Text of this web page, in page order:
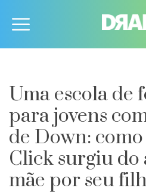
Uma escola de
para jovens
de Down:
Click surgiu do
mãe por seu